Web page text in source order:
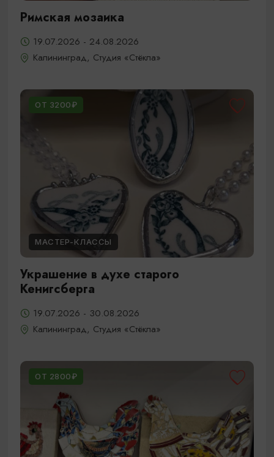
Римская мозаика
19.07.2026 - 24.08.2026
Калининград, Студия «Стёкла»
ОТ 3200₽
МАСТЕР-КЛАССЫ
Украшение в духе старого
Кенигсберга
19.07.2026 - 30.08.2026
Калининград, Студия «Стёкла»
ОТ 2800₽